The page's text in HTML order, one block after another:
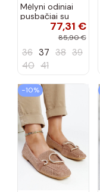
Mėlyni odiniai
pusbačiai su
dekoratyvine
sagtimi Taija
77,31 €
85,90 €
36 37 38 39
40 41
−10%